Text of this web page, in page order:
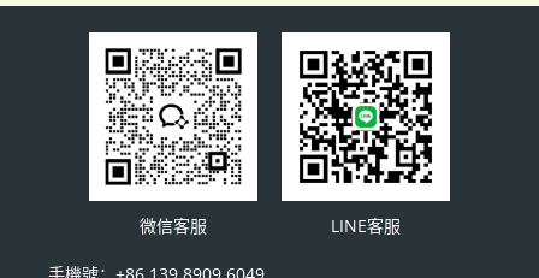
微信客服 LINE客服